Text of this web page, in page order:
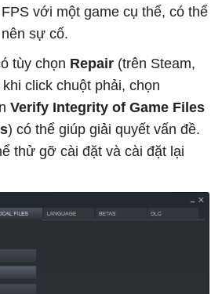
với một game cụ thể, có thể
sự cố.
tùy chọn Repair (trên Steam,
click chuột phải, chọn
Verify Integrity of Game Files
) có thể giúp giải quyết vấn đề.
thử gỡ cài đặt và cài đặt lại